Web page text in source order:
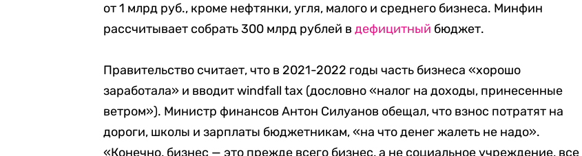
от 1 млрд руб., кроме нефтянки, угля, малого и среднего бизнеса. Минфин
рассчитывает собрать 300 млрд рублей в дефицитный бюджет.
Правительство считает, что в 2021-2022 годы часть бизнеса «хорошо
заработала» и вводит windfall tax (дословно «налог на доходы, принесенные
ветром»). Министр финансов Антон Силуанов обещал, что взнос потратят на
дороги, школы и зарплаты бюджетникам, «на что денег жалеть не надо».
«Конечно, бизнес — это прежде всего бизнес, а не социальное учреждение, все